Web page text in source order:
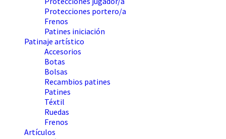
Protecciones portero/a
Frenos
Patines iniciación
Patinaje artístico
Accesorios
Botas
Bolsas
Recambios patines
Patines
Téxtil
Ruedas
Frenos
Artículos